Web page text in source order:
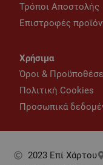
Τρόποι Αποστολής
Επιστροφές
Χρήσιμα
Όροι &
Πολιτική Cookies
Προσωπικά
2023 Επί Xάρτου